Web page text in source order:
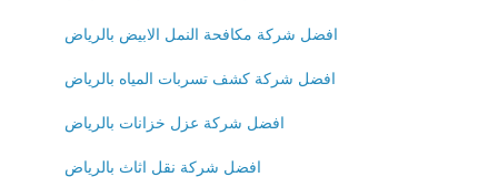
افضل شركة مكافحة النمل الابيض بالرياض
افضل شركة كشف تسربات المياه بالرياض
افضل شركة عزل خزانات بالرياض
افضل شركة نقل اثاث بالرياض